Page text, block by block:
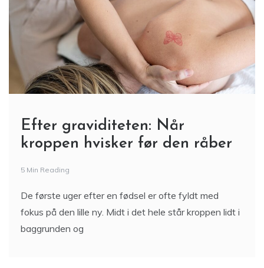
Efter graviditeten: Når
kroppen hvisker før den råber
5 Min Reading
De første uger efter en fødsel er ofte fyldt med
fokus på den lille ny. Midt i det hele står kroppen lidt i
baggrunden og